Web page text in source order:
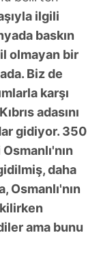
ilgili
baskın
olmayan bir
Biz de
karşı
adasını
gidiyor. 350
daha
Osmanlı'nın
ama bunu